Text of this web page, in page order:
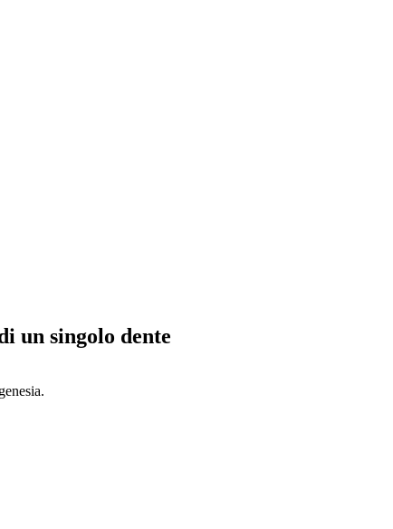
un singolo dente